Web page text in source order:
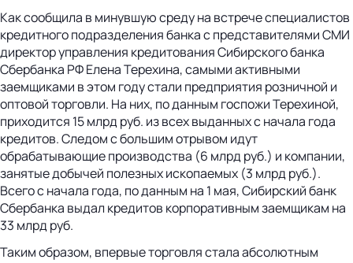
Как сообщила в минувшую среду на встрече специалистов
кредитного подразделения банка с представителями СМИ
директор управления кредитования Сибирского банка
Сбербанка РФ Елена Терехина, самыми активными
заемщиками в этом году стали предприятия розничной и
оптовой торговли. На них, по данным госпожи Терехиной,
приходится 15 млрд руб. из всех выданных с начала года
кредитов. Следом с большим отрывом идут
обрабатывающие производства (6 млрд руб.) и компании,
занятые добычей полезных ископаемых (3 млрд руб.).
Всего с начала года, по данным на 1 мая, Сибирский банк
Сбербанка выдал кредитов корпоративным заемщикам на
33 млрд руб.
Таким образом, впервые торговля стала абсолютным